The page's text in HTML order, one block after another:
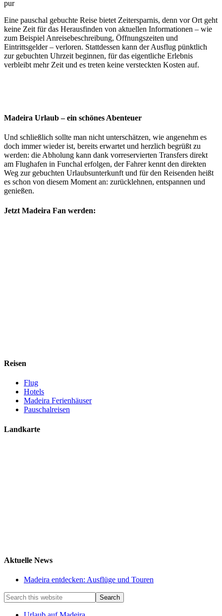
pur
Eine pauschal gebuchte Reise bietet Zeitersparnis, denn vor Ort geht
keine Zeit für das Herausfinden von aktuellen Informationen – wie
zum Beispiel Anreisebeschreibung, Öffnungszeiten und
Eintrittsgelder – verloren. Stattdessen kann der Ausflug pünktlich
zur gebuchten Uhrzeit beginnen, für das eigentliche Erlebnis
verbleibt mehr Zeit und es treten keine versteckten Kosten auf.
Madeira Urlaub – ein schönes Abenteuer
Und schließlich sollte man nicht unterschätzen, wie angenehm es
doch immer wieder ist, bereits erwartet und herzlich begrüßt zu
werden: die Abholung kann dank vorreservierten Transfers direkt
am Flughafen in Funchal erfolgen, der Fahrer kennt den direkten
Weg zur gebuchten Urlaubsunterkunft und für den Reisenden heißt
es schon von diesem Moment an: zurücklehnen, entspannen und
genießen.
Jetzt Madeira Fan werden:
Reisen
Flug
Hotels
Madeira Ferienhäuser
Pauschalreisen
Landkarte
Aktuelle News
Madeira entdecken: Ausflüge und Touren